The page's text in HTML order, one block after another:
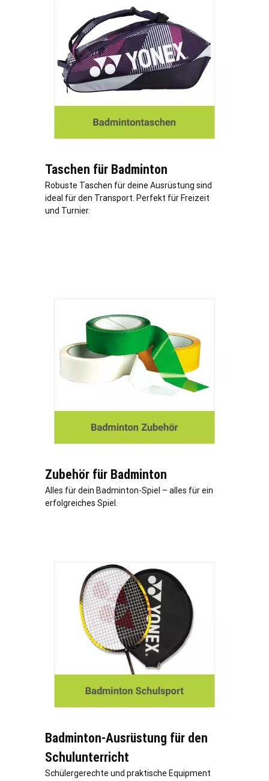
Taschen für Badminton
Robuste Taschen für deine Ausrüstung sind
ideal für den Transport. Perfekt für Freizeit
und Turnier.
Zubehör für Badminton
Alles für dein Badminton-Spiel – alles für ein
erfolgreiches Spiel.
Badminton-Ausrüstung für den
Schulunterricht
Schülergerechte und praktische Equipment